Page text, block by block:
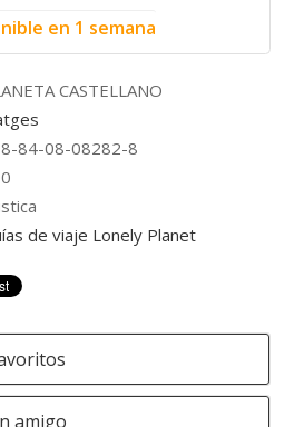
en 1 semana
CASTELLANO
84-08-08282-8
de viaje Lonely Planet
amigo